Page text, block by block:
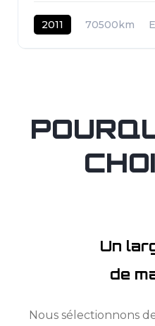
2011 70500km
Un
de
Nous sélectionnons